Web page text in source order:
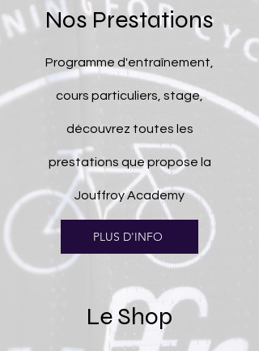
Nos Prestations
Programme d'entraînement,
cours particuliers, stage,
découvrez toutes les
prestations que propose la
Jouffroy Academy
PLUS D'INFO
Le Shop